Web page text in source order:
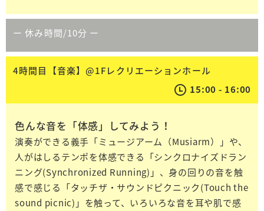
ー 休み時間/10分 ー
4時間目【音楽】@1Fレクリエーションホール
15:00 - 16:00
色んな音を「体感」してみよう！
演奏ができる義手「ミュージアーム（Musiarm）」や、
人がはしるテンポを体感できる「シンクロナイズドラン
ニング(Synchronized Running)」、身の回りの音を触
感で感じる「タッチザ・サウンドピクニック(Touch the
sound picnic)」を触って、いろいろな音を耳や肌で感